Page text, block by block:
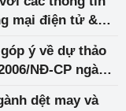
ý về dự thảo
NĐ-CP ngày
dệt may và